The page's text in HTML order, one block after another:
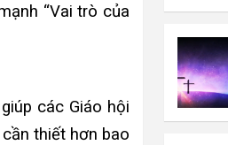
“Vai trò của
các Giáo hội
thiết hơn bao